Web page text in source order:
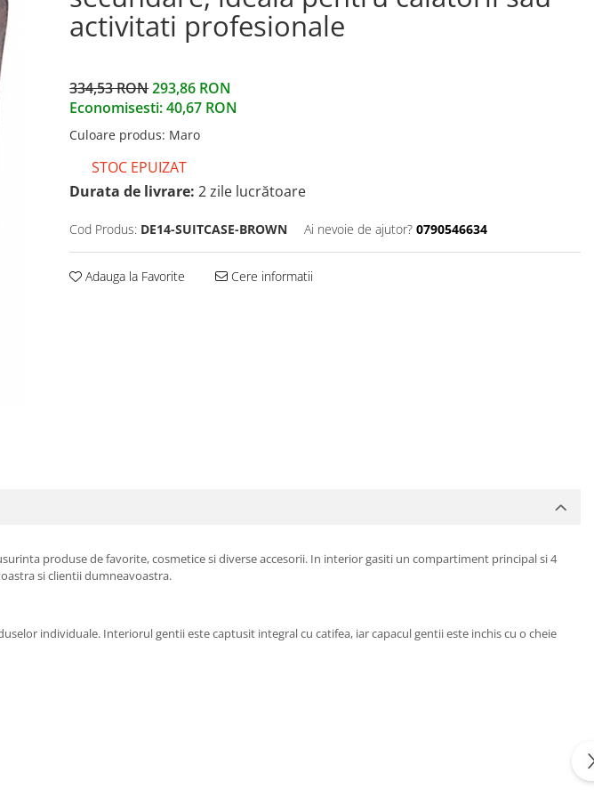
activitati profesionale
334,53 RON293,86 RON
Economisesti:40,67 RON
Culoare produs: Maro
STOC EPUIZAT
Durata de livrare: 2 zile lucrătoare
Cod Produs: DE14-SUITCASE-BROWN Ai nevoie de ajutor? 0790546634
Adauga la Favorite Cere informatii
produse de favorite, cosmetice si diverse accesorii. In interior gasiti un compartiment principal si 4
si clientii dumneavoastra.
individuale. Interiorul gentii este captusit integral cu catifea, iar capacul gentii este inchis cu o cheie